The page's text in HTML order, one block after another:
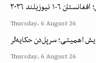
۶-۱ نیوزیلند
Thursday، 6 August 26
اهمیتی؛ سرپل‌دن حکایه‌لر
Thursday، 6 August 26